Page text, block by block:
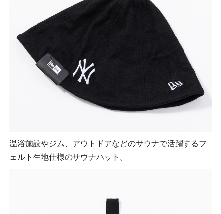
温浴施設やジム、アウトドアなどのサウナで活躍するフ
ェルト生地仕様のサウナハット。